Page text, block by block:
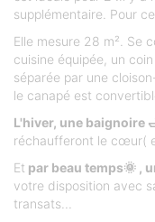
supplémentaire. Pour
Elle mesure 28 m². Se
cuisine équipée, un
séparée par une
le canapé est
L'hiver, une baignoire
réchaufferont le cœur(
Et par beau temps🌞 ,
votre disposition avec
transats...